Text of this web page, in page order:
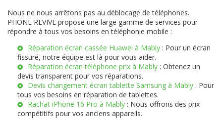
Nous ne nous arrêtons pas au déblocage de téléphones.
PHONE REVIVE propose une large gamme de services pour
répondre à tous vos besoins en téléphonie mobile :
Réparation écran cassée Huawei à Mably : Pour un écran
fissuré, notre équipe est là pour vous aider.
Réparation écran téléphone prix à Mably : Obtenez un
devis transparent pour vos réparations.
Devis changement écran tablette Samsung à Mably : Pour
tous vos besoins en réparation de tablettes.
Rachat iPhone 16 Pro à Mably : Nous offrons des prix
compétitifs pour vos anciens appareils.